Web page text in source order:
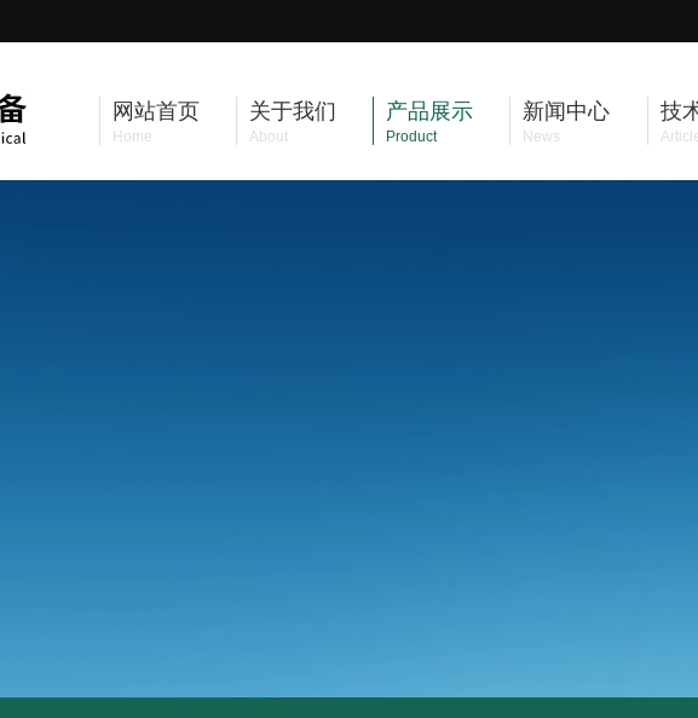
网站首页
Home
关于我们
About
产品展示
Product
新闻中心
News
技